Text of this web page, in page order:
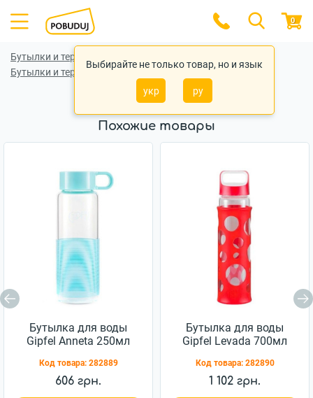
Выбирайте не только товар, но и язык
укр ру
0
Бутылки и термобутылки
Бутылки и термобутылки Ardesto
Похожие товары
Бутылка для воды
Gipfel Anneta 250мл
Код товара: 282889
606 грн.
Бутылка для воды
Gipfel Levada 700мл
Код товара: 282890
1 102 грн.